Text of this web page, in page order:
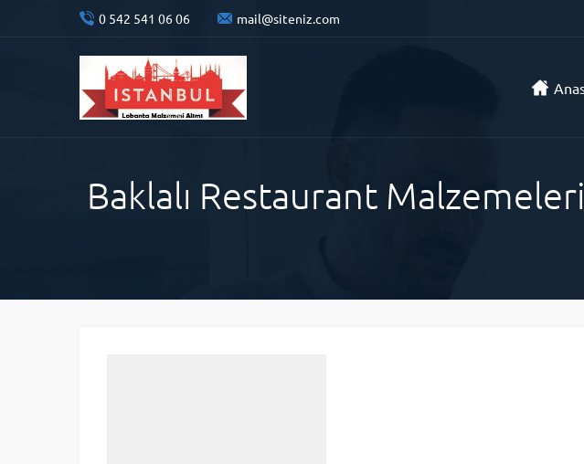
0 542 541 06 06 mail@siteniz.com
Baklalı Restaurant